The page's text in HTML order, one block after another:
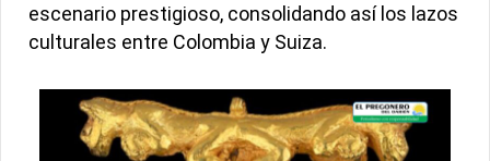
escenario prestigioso, consolidando así los lazos
culturales entre Colombia y Suiza.